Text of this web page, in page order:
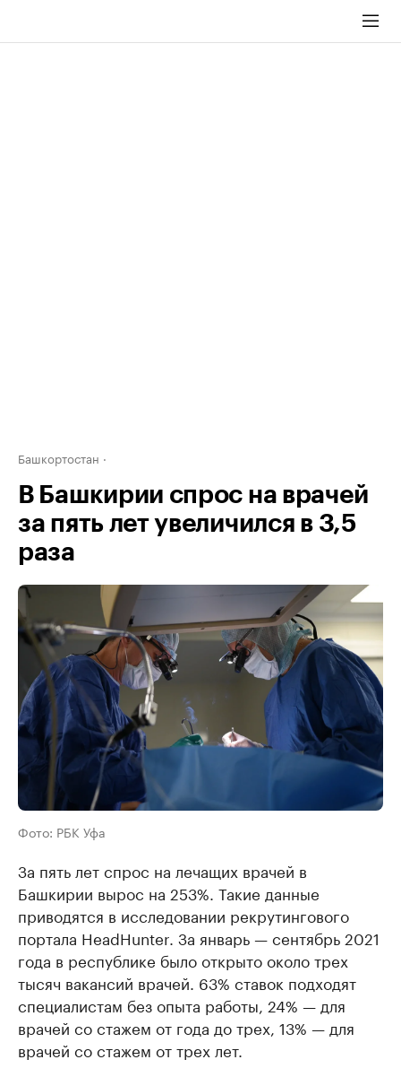
Башкортостан
В Башкирии спрос на врачей
за пять лет увеличился в 3,5
раза
Фото: РБК Уфа
За пять лет спрос на лечащих врачей в
Башкирии вырос на 253%. Такие данные
приводятся в исследовании рекрутингового
портала HeadHunter. За январь — сентябрь 2021
года в республике было открыто около трех
тысяч вакансий врачей. 63% ставок подходят
специалистам без опыта работы, 24% — для
врачей со стажем от года до трех, 13% — для
врачей со стажем от трех лет.